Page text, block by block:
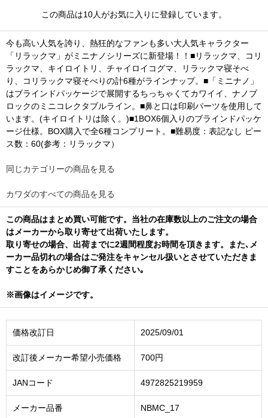
この商品は10人がお気に入りに登録しています。
今も高い人気を誇り、熱狂的なファンも多い大人気キャラクター
「リラックマ」がミニナノシリーズに新登場！！■リラックマ、コリ
ラックマ、キイロイトリ、チャイロイコグマ、リラックマ寝そべ
り、コリラックマ寝そべりの計6種がラインナップ。■「ミニナノ」
はブラインドパッケージで展開するちっちゃくてカワイイ、ナノブ
ロックのミニコレクタブルライン。■鼻と口は印刷パーツを使用して
います。(キイロイトリは除く。)■1BOX6個入りのブラインドパッケ
ージ仕様。BOX購入で全6種コンプリート。■難易度：表記なし ピー
ス数：60(参考：リラックマ）
同じカテゴリーの商品を見る
カワダのすべての商品を見る
この商品はまとめ買い可能です。当社の在庫数以上のご注文の場合
はメーカーから取り寄せて出荷いたします。
取り寄せの場合、出荷までに2週間程度お時間を頂きます。また､メ
ーカー品切れの場合はご発注をキャンセル扱いとさせていただきま
すことをあらかじめ御了承ください｡
※画像はイメージです。
価格改訂日 2025/09/01
改訂後メーカー希望小売価格 700円
JANコード 4972825219959
メーカー品番 NBMC_17